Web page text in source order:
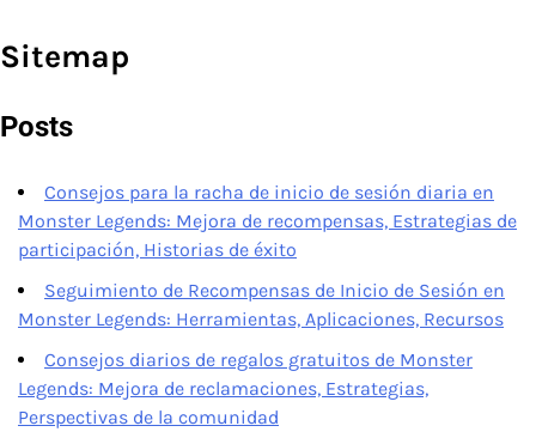
Sitemap
Posts
Consejos para la racha de inicio de sesión diaria en
Monster Legends: Mejora de recompensas, Estrategias de
participación, Historias de éxito
Seguimiento de Recompensas de Inicio de Sesión en
Monster Legends: Herramientas, Aplicaciones, Recursos
Consejos diarios de regalos gratuitos de Monster
Legends: Mejora de reclamaciones, Estrategias,
Perspectivas de la comunidad